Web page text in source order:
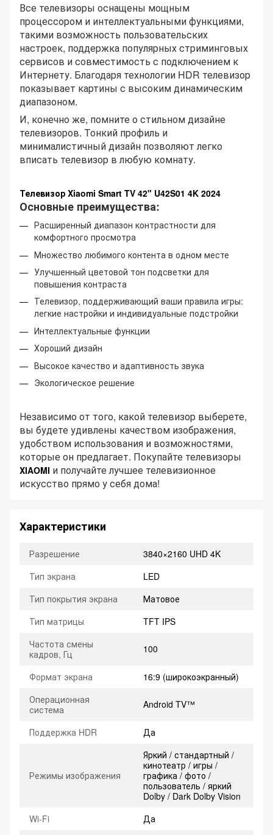
Все телевизоры оснащены мощным
процессором и интеллектуальными функциями,
такими возможность пользовательских
настроек, поддержка популярных стриминговых
сервисов и совместимость с подключением к
Интернету. Благодаря технологии HDR телевизор
показывает картины с высоким динамическим
диапазоном.
И, конечно же, помните о стильном дизайне
телевизоров. Тонкий профиль и
минималистичный дизайн позволяют легко
вписать телевизор в любую комнату.
Телевизор Xiaomi Smart TV 42" U42S01 4K 2024
Основные преимущества:
Расширенный диапазон контрастности для
комфортного просмотра
Множество любимого контента в одном месте
Улучшенный цветовой тон подсветки для
повышения контраста
Телевизор, поддерживающий ваши правила игры:
легкие настройки и индивидуальные подстройки
Интеллектуальные функции
Хороший дизайн
Высокое качество и адаптивность звука
Экологическое решение
Независимо от того, какой телевизор выберете,
вы будете удивлены качеством изображения,
удобством использования и возможностями,
которые он предлагает. Покупайте телевизоры
XIAOMI и получайте лучшее телевизионное
искусство прямо у себя дома!
Характеристики
Разрешение
3840×2160 UHD 4K
Тип экрана
LED
Тип покрытия экрана
Матовое
Тип матрицы
TFT IPS
Частота смены
кадров, Гц
100
Формат экрана
16:9 (широкоэкранный)
Операционная
система
Android TV™
Поддержка HDR Да
Режимы изображения
Яркий / стандартный /
кинотеатр / игры /
графика / фото /
пользователь / яркий
Dolby / Dark Dolby Vision
Wi-Fi
Да